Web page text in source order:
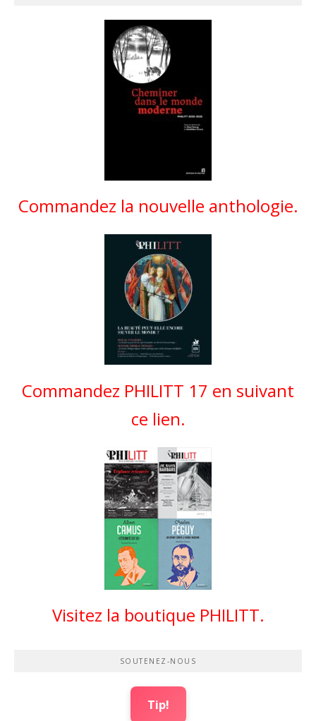
Commandez la nouvelle anthologie.
Commandez PHILITT 17 en suivant
ce lien.
Visitez la boutique PHILITT.
SOUTENEZ-NOUS
Tip!